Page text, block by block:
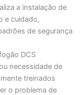
a instalação de
e cuidado,
de segurança
DCS
necessidade de
treinados
o problema de